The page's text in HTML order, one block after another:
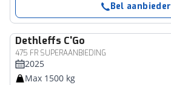
Bel aanbieder
Dethleffs C'Go
475 FR SUPERAANBIEDING
2025
Max 1500 kg